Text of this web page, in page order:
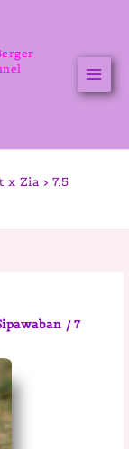
x Zia > 7.5
/ 7